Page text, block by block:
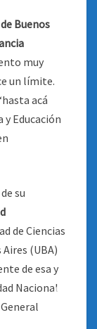
Buenos
muy
un límite.
acá
Educación
su
de Ciencias
(UBA)
de esa y
Nacional